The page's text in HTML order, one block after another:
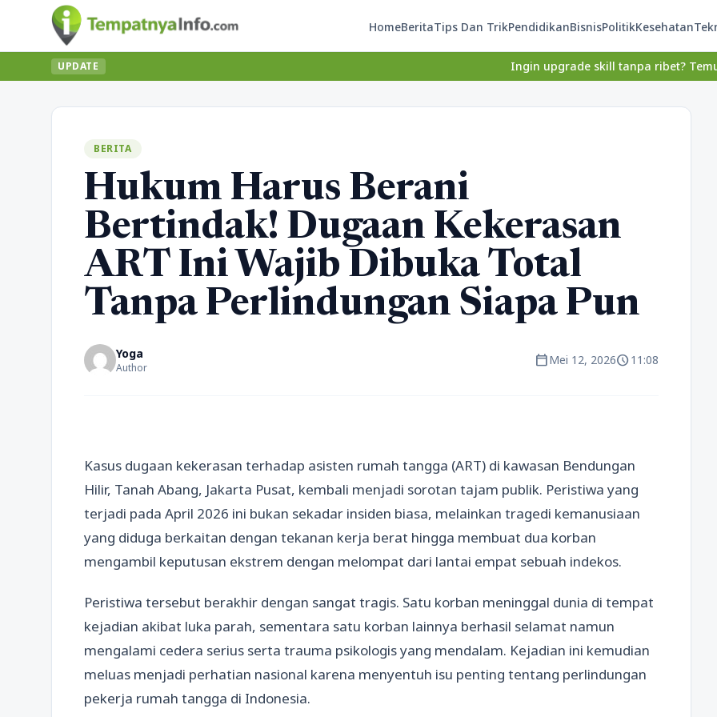
HomeBeritaTips Dan TrikPendidikanBisnisPolitikKesehatan
UPDATE Ingin upgrade skill tanpa ribet? Temukan kelas
BERITA
Hukum Harus Berani
Bertindak! Dugaan Kekerasan
ART Ini Wajib Dibuka Total
Tanpa Perlindungan Siapa Pun
Yoga
Author calendar_todayMei 12, 2026schedule11:08
Kasus dugaan kekerasan terhadap asisten rumah tangga (ART) di kawasan Bendungan
Hilir, Tanah Abang, Jakarta Pusat, kembali menjadi sorotan tajam publik. Peristiwa yang
terjadi pada April 2026 ini bukan sekadar insiden biasa, melainkan tragedi kemanusiaan
yang diduga berkaitan dengan tekanan kerja berat hingga membuat dua korban
mengambil keputusan ekstrem dengan melompat dari lantai empat sebuah indekos.
Peristiwa tersebut berakhir dengan sangat tragis. Satu korban meninggal dunia di tempat
kejadian akibat luka parah, sementara satu korban lainnya berhasil selamat namun
mengalami cedera serius serta trauma psikologis yang mendalam. Kejadian ini kemudian
meluas menjadi perhatian nasional karena menyentuh isu penting tentang perlindungan
pekerja rumah tangga di Indonesia.